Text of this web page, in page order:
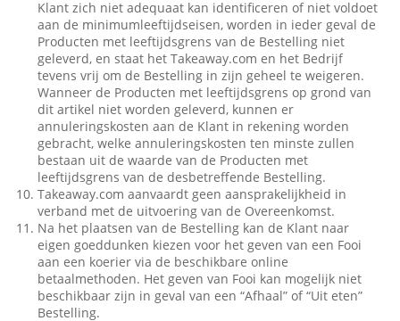
Klant zich niet adequaat kan identificeren of niet voldoet
aan de minimumleeftijdseisen, worden in ieder geval de
Producten met leeftijdsgrens van de Bestelling niet
geleverd, en staat het Takeaway.com en het Bedrijf
tevens vrij om de Bestelling in zijn geheel te weigeren.
Wanneer de Producten met leeftijdsgrens op grond van
dit artikel niet worden geleverd, kunnen er
annuleringskosten aan de Klant in rekening worden
gebracht, welke annuleringskosten ten minste zullen
bestaan uit de waarde van de Producten met
leeftijdsgrens van de desbetreffende Bestelling.
Takeaway.com aanvaardt geen aansprakelijkheid in
verband met de uitvoering van de Overeenkomst.
Na het plaatsen van de Bestelling kan de Klant naar
eigen goeddunken kiezen voor het geven van een Fooi
aan een koerier via de beschikbare online
betaalmethoden. Het geven van Fooi kan mogelijk niet
beschikbaar zijn in geval van een “Afhaal” of “Uit eten”
Bestelling.